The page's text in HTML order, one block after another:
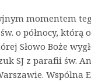
momentem
o północy, którą
Słowo Boże
SJ z parafii św.
Wspólna